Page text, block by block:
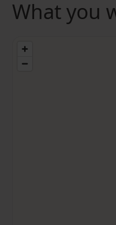
What you